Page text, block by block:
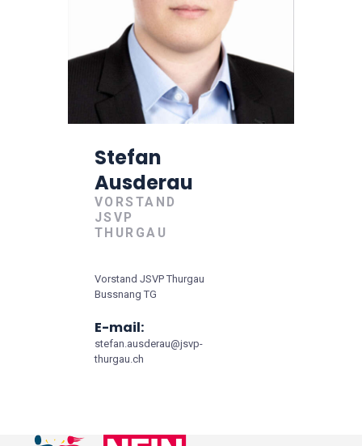
Stefan
Ausderau
VORSTAND
JSVP
THURGAU
Vorstand JSVP Thurgau
Bussnang TG
E-mail:
stefan.ausderau@jsvp-
thurgau.ch